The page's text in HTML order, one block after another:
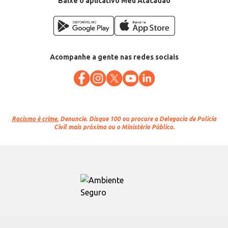
Acompanhe a gente nas redes sociais
Racismo é crime. Denuncie. Disque 100 ou procure a Delegacia de Polícia
Civil mais próxima ou o Ministério Público.